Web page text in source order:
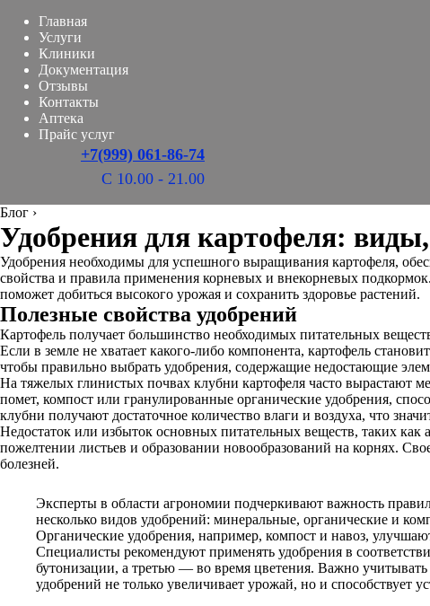
Главная
Услуги
Клиники
Документация
Отзывы
Контакты
Аптека
Прайс услуг
+7(999) 061-86-74
С 10.00 - 21.00
Блог ›
Удобрения для картофеля:
Удобрения необходимы для успешного выращивания картофеля,
свойства и правила применения корневых и внекорневых
поможет добиться высокого урожая и сохранить здоровье растений.
Полезные свойства удобрений
Картофель получает большинство необходимых питательных
Если в земле не хватает какого-либо компонента, картофель
чтобы правильно выбрать удобрения, содержащие недостающие
На тяжелых глинистых почвах клубни картофеля часто вырастают
помет, компост или гранулированные органические удобрения,
клубни получают достаточное количество влаги и воздуха, что
Недостаток или избыток основных питательных веществ, таких
пожелтении листьев и образовании новообразований на корнях.
болезней.
Эксперты в области агрономии подчеркивают важность
несколько видов удобрений: минеральные, органические и
Органические удобрения, например, компост и навоз,
Специалисты рекомендуют применять удобрения в
бутонизации, а третью — во время цветения. Важно
удобрений не только увеличивает урожай, но и способствует